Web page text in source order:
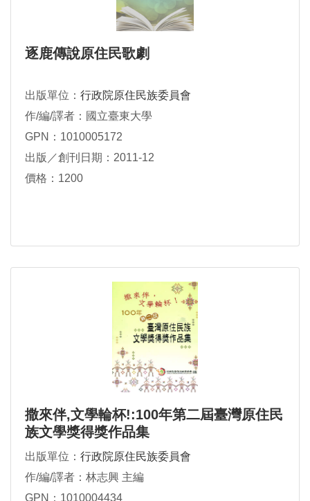
逐鹿傳說原住民歌劇
出版單位： 行政院原住民族委員會
作/編/譯者：國立臺東大學
GPN：1010005172
出版／創刊日期：2011-12
價格：1200
撒來伴,文學輪杯!:100年第二屆臺灣原住民
族文學獎得獎作品集
出版單位： 行政院原住民族委員會
作/編/譯者：林志興 主編
GPN：1010004434